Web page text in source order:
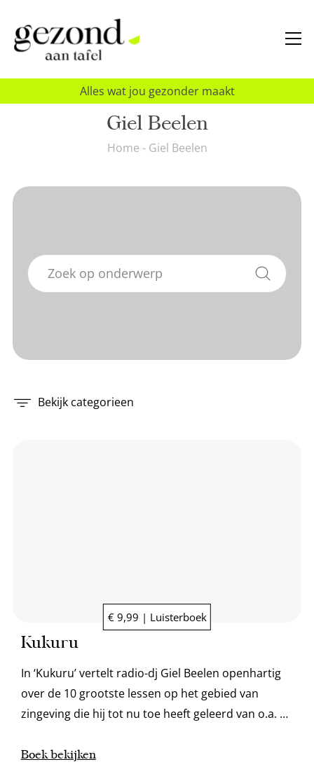
Alles wat jou gezonder maakt
Giel Beelen
Home - Giel Beelen
Bekijk categorieen
€ 9,99 | Luisterboek
Kukuru
In ‘Kukuru’ vertelt radio-dj Giel Beelen openhartig
over de 10 grootste lessen op het gebied van
zingeving die hij tot nu toe heeft geleerd van o.a. de
Boek bekijken